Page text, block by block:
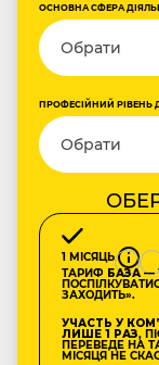
ОСНОВНА СФЕРА
ПРОФЕСІЙНИЙ РІВЕНЬ
1 МІСЯЦЬ
ТАРИФ БАЗА—
ЗАХОДИТЬ».
УЧАСТЬ У
ЛИШЕ 1 РАЗ,
ПЕРЕВЕДЕ НА
МІСЯЦЯ НЕ